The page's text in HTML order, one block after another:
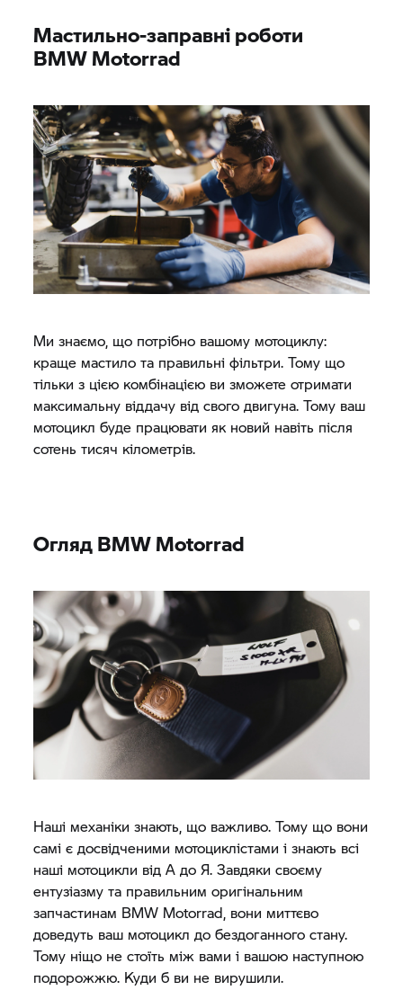
Мастильно-заправні роботи
BMW Motorrad
Ми знаємо, що потрібно вашому мотоциклу:
краще мастило та правильні фільтри. Тому що
тільки з цією комбінацією ви зможете отримати
максимальну віддачу від свого двигуна. Тому ваш
мотоцикл буде працювати як новий навіть після
сотень тисяч кілометрів.
ОглядBMW Motorrad
Наші механіки знають, що важливо. Тому що вони
самі є досвідченими мотоциклістами і знають всі
наші мотоцикли від А до Я. Завдяки своєму
ентузіазму та правильним оригінальним
запчастинам BMW Motorrad, вони миттєво
доведуть ваш мотоцикл до бездоганного стану.
Тому ніщо не стоїть між вами і вашою наступною
подорожжю. Куди б ви не вирушили.